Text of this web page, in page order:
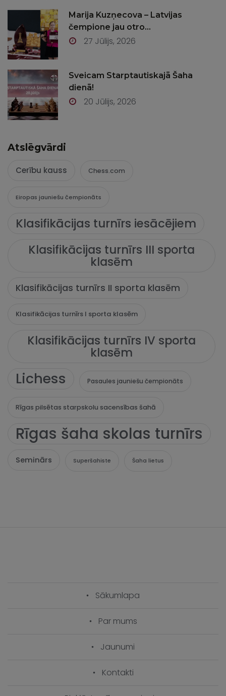
Marija Kuzņecova – Latvijas
čempione jau otro...
27 Jūlijs, 2026
Sveicam Starptautiskajā Šaha
dienā!
20 Jūlijs, 2026
Atslēgvārdi
Cerību kauss Chess.com
Eiropas jauniešu čempionāts
Klasifikācijas turnīrs iesācējiem
Klasifikācijas turnīrs III sporta
klasēm
Klasifikācijas turnīrs II sporta klasēm
Klasifikācijas turnīrs I sporta klasēm
Klasifikācijas turnīrs IV sporta
klasēm
Lichess Pasaules jauniešu čempionāts
Rīgas pilsētas starpskolu sacensības šahā
Rīgas šaha skolas turnīrs
Seminārs Superšahiste Šaha lietus
Sākumlapa
Par mums
Jaunumi
Kontakti